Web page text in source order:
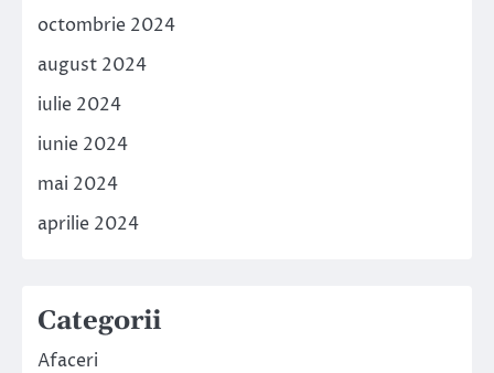
octombrie 2024
august 2024
iulie 2024
iunie 2024
mai 2024
aprilie 2024
Categorii
Afaceri